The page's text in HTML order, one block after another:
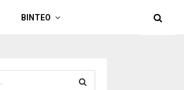
ΒΙΝΤΕΟ